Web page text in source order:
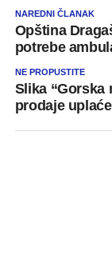
NAREDNI ČLANAK
Opština
potrebe
NE PROPUSTITE
Slika “Gorska
prodaje